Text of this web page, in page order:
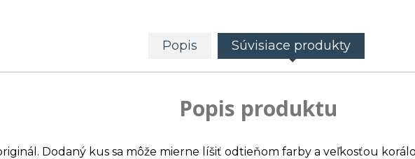
Popis Súvisiace produkty
Popis produktu
Dodaný kus sa môže mierne líšiť odtieňom farby a veľkosťou